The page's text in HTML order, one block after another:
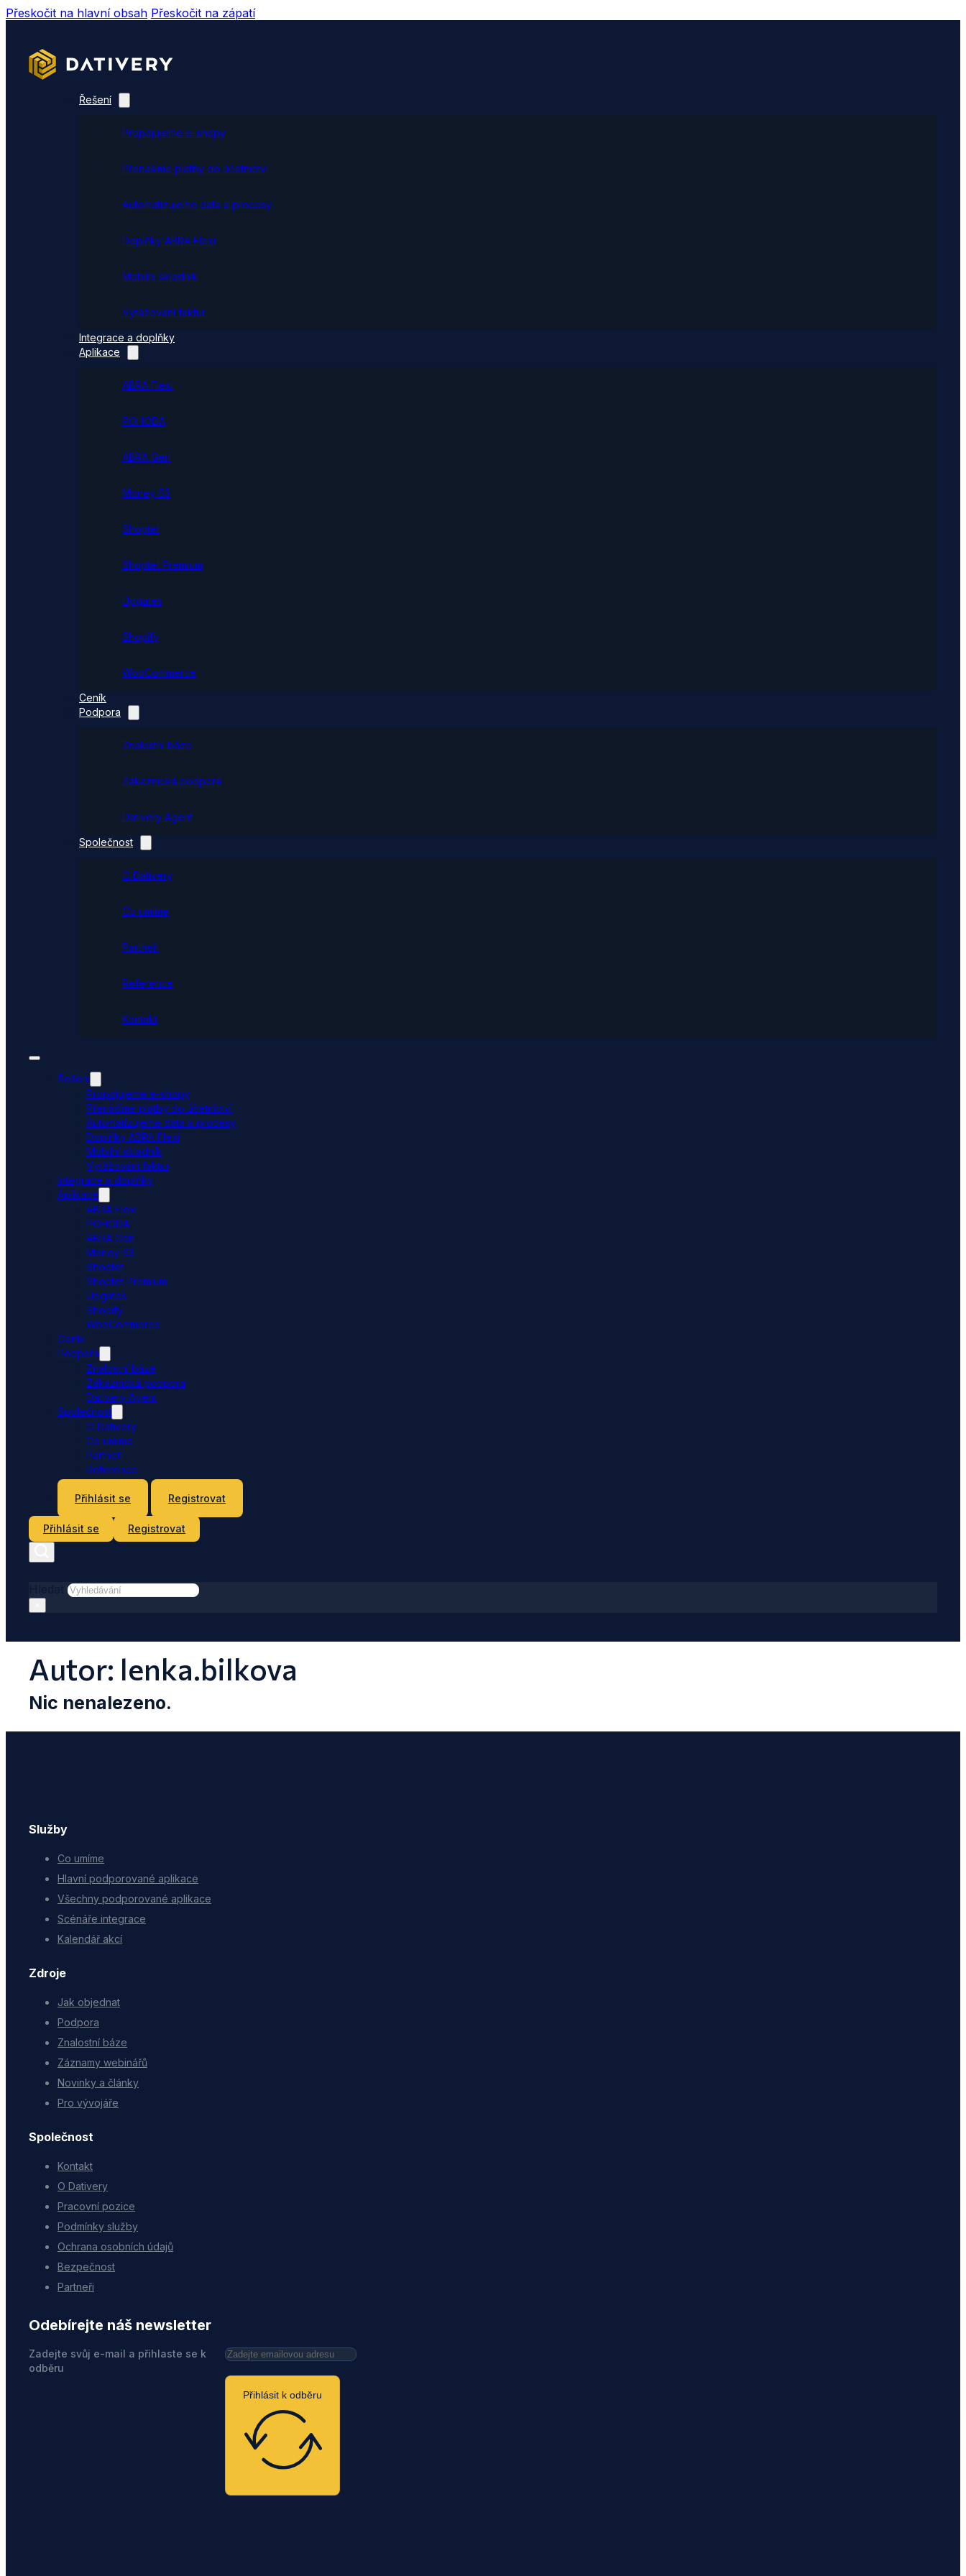
Přeskočit na hlavní obsah Přeskočit na zápatí
Řešení
Propojujeme e-shopy
Přenášíme platby do účetnictví
Automatizujeme data a procesy
Doplňky ABRA Flexi
Mobilní skladník
Vytěžování faktur
Integrace a doplňky
Aplikace
ABRA Flexi
POHODA
ABRA Gen
Money S3
Shoptet
Shoptet Premium
Upgates
Shopify
WooCommerce
Ceník
Podpora
Znalostní báze
Zákaznická podpora
Dativery Agent
Společnost
O Dativery
Co umíme
Partneři
Reference
Kontakt
Řešení
Propojujeme e-shopy
Přenášíme platby do účetnictví
Automatizujeme data a procesy
Doplňky ABRA Flexi
Mobilní skladník
Vytěžování faktur
Integrace a doplňky
Aplikace
ABRA Flexi
POHODA
ABRA Gen
Money S3
Shoptet
Shoptet Premium
Upgates
Shopify
WooCommerce
Ceník
Podpora
Znalostní báze
Zákaznická podpora
Dativery Agent
Společnost
O Dativery
Co umíme
Partneři
Reference
Přihlásit se
Registrovat
Přihlásit se Registrovat
Autor: lenka.bilkova
Nic nenalezeno.
Služby
Co umíme
Hlavní podporované aplikace
Všechny podporované aplikace
Scénáře integrace
Kalendář akcí
Zdroje
Jak objednat
Podpora
Znalostní báze
Záznamy webinářů
Novinky a články
Pro vývojáře
Společnost
Kontakt
O Dativery
Pracovní pozice
Podmínky služby
Ochrana osobních údajů
Bezpečnost
Partneři
Odebírejte náš newsletter
Zadejte svůj e-mail a přihlaste se k
odběru
Přihlásit k odběru